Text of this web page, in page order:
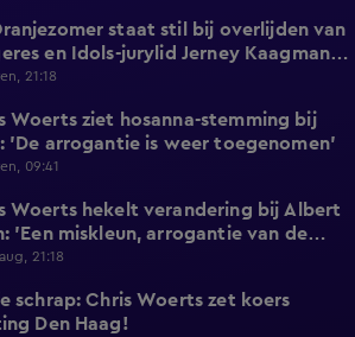
staat stil bij overlijden van
en Idols-jurylid Jerney Kaagman
21:18
Woerts ziet hosanna-stemming bij
'De arrogantie is weer toegenomen'
09:41
Woerts hekelt verandering bij Albert
'Een miskleun, arrogantie van de
21:18
schrap: Chris Woerts zet koers
Den Haag!